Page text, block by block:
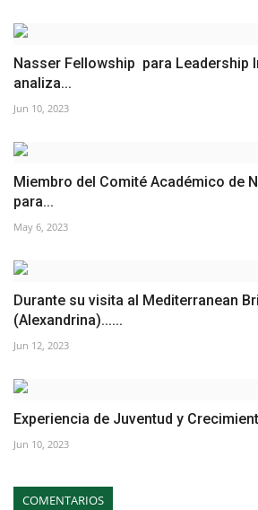
Nasser Fellowship para Leadership
analiza...
Jun 10, 2023
Miembro del Comité Académico de
para...
May 6, 2023
Durante su visita al Mediterranean
(Alexandrina)......
Jun 12, 2023
Experiencia de Juventud y
Jun 10, 2023
COMENTARIOS